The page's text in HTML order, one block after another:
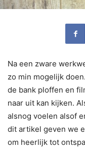
Na een zware
zo min mogelijk
de bank ploffen en
naar uit kan kijken.
alsnog voelen alsof
dit artikel geven we
om heerlijk tot